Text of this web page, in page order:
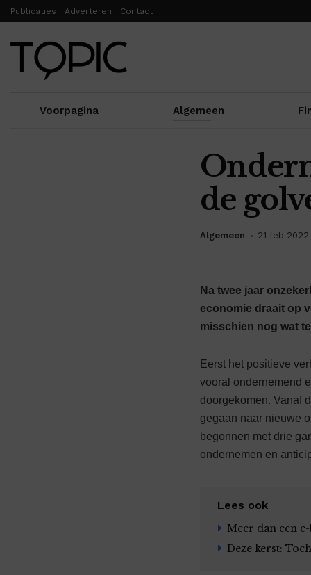
Publicaties Adverteren Contact
Voorpagina Algemeen
de
Algemeen 21 feb 2022
Na twee jaar
economie draait op
misschien nog wat
Eerst het positieve
vooral ondernemend
doorgekomen. Vanaf
gegaan naar nieuwe
begonnen met drie
ondernemen en
Lees ook
Meer dan een
Deze kerst: